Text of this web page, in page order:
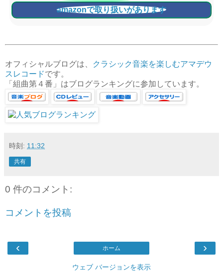
amazonで取り扱いがあります
オフィシャルブログは、
クラシック音楽を楽しむアマデウ
スレコードです。
「組曲第４番」はブログランキングに参加しています。
時刻: 11:32
共有
0 件のコメント:
コメントを投稿
‹ ›
ホーム
ウェブ バージョンを表示